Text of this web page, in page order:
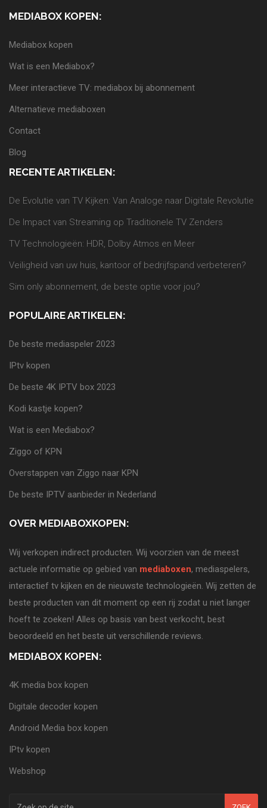
MEDIABOX KOPEN:
Mediabox kopen
Wat is een Mediabox?
Meer interactieve TV: mediabox bij abonnement
Alternatieve mediaboxen
Contact
Blog
RECENTE ARTIKELEN:
De Evolutie van TV Kijken: Van Analoge naar Digitale Revolutie
De Impact van Streaming op Traditionele TV Zenders
TV Technologieën: HDR, Dolby Atmos en Meer
Veiligheid van uw huis, kantoor of bedrijfspand verbeteren?
Sim only abonnement, de beste optie voor jou?
POPULAIRE ARTIKELEN:
De beste mediaspeler 2023
IPtv kopen
De beste 4K IPTV box 2023
Kodi kastje kopen?
Wat is een Mediabox?
Ziggo of KPN
Overstappen van Ziggo naar KPN
De beste IPTV aanbieder in Nederland
OVER MEDIABOXKOPEN:
Wij verkopen indirect producten. Wij voorzien van de meest
actuele informatie op gebied van mediaboxen, mediaspelers,
interactief tv kijken en de nieuwste technologieën. Wij zetten de
beste producten van dit moment op een rij zodat u niet langer
hoeft te zoeken! Alles op basis van best verkocht, best
beoordeeld en het beste uit verschillende reviews.
MEDIABOX KOPEN:
4K media box kopen
Digitale decoder kopen
Android Media box kopen
IPtv kopen
Webshop